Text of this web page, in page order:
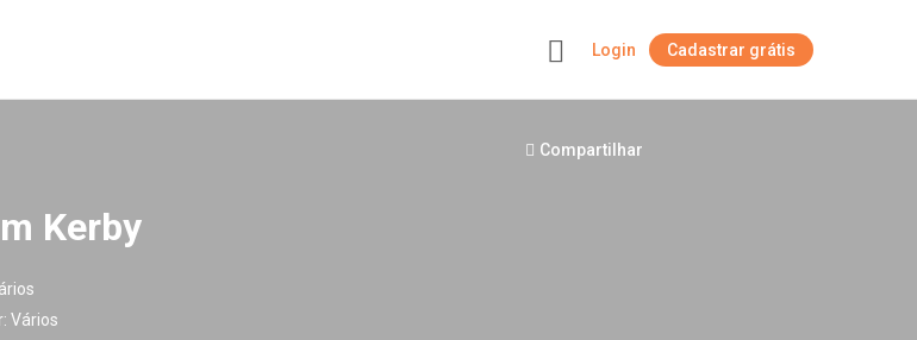
Login Cadastrar grátis
Compartilhar
Kerby
Vários